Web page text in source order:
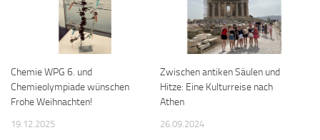
Chemie WPG 6. und
Chemieolympiade wünschen
Frohe Weihnachten!
19.12.2025
Zwischen antiken Säulen und
Hitze: Eine Kulturreise nach
Athen
26.09.2024